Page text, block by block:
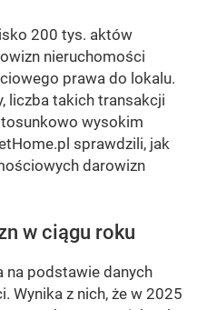
200 tys. aktów
nieruchomości
prawa do lokalu.
liczba takich transakcji
wysokim
sprawdzili, jak
darowizn
w ciągu roku
na podstawie danych
Wynika z nich, że w 2025